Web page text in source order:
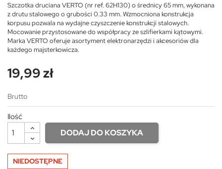
Szczotka druciana VERTO (nr ref. 62H130) o średnicy 65 mm, wykonana
z drutu stalowego o grubości 0.33 mm. Wzmocniona konstrukcja
korpusu pozwala na wydajne czyszczenie konstrukcji stalowych.
Mocowanie przystosowane do współpracy ze szlifierkami kątowymi.
Marka VERTO oferuje asortyment elektronarzędzi i akcesoriów dla
każdego majsterkowicza.
19,99 zł
Brutto
Ilość
DODAJ DO KOSZYKA
NIEDOSTĘPNE